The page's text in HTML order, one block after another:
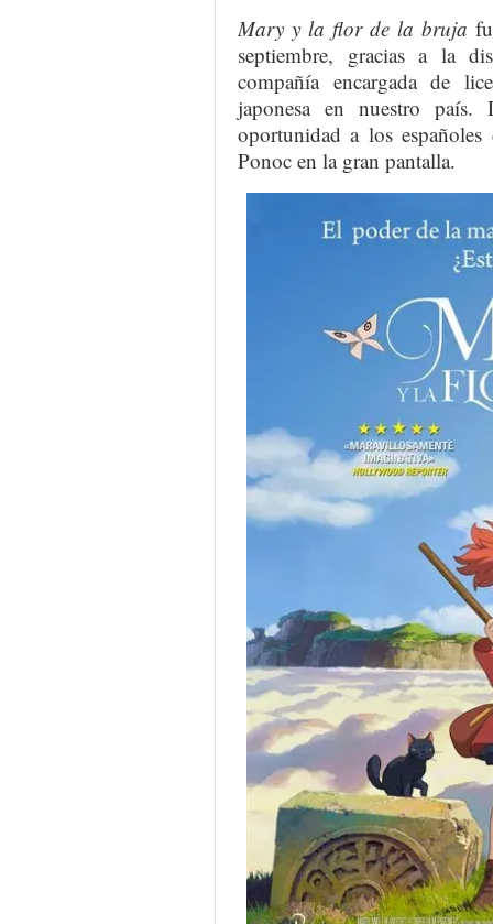
Mary y la flor de la bruja
septiembre, gracias a la
compañía encargada de
japonesa en nuestro
oportunidad a los
Ponoc en la gran pantalla.